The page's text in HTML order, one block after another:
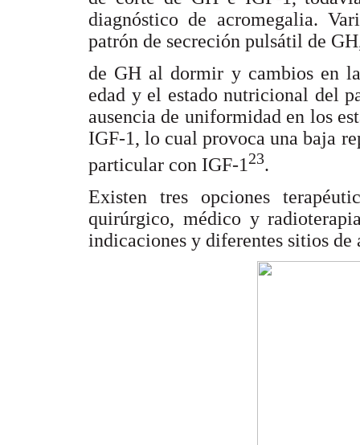
diagnóstico de acromegalia.
patrón de secreción pulsátil de
de GH al dormir y cambios en
edad y el estado nutricional del
ausencia de uniformidad en los
IGF-1, lo cual provoca una baja
particular con IGF-1 23.
Existen tres opciones
quirúrgico, médico y
indicaciones y diferentes sitios de